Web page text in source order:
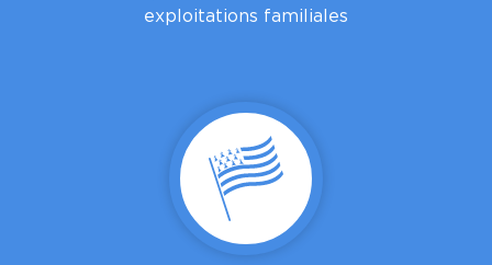
exploitations familiales